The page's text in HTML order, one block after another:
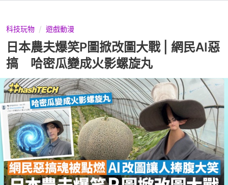
科技玩物 遊戲動漫
日本農夫爆笑P圖掀改圖大戰 | 網民AI惡
搞 哈密瓜變成火影螺旋丸